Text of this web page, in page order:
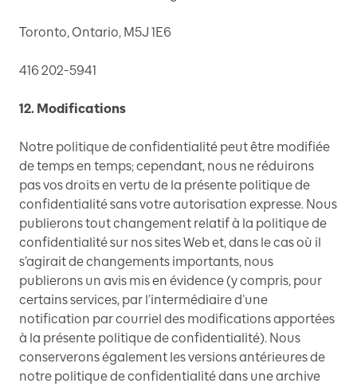
Toronto, Ontario, M5J 1E6
416 202-5941
12. Modifications
Notre politique de confidentialité peut être modifiée
de temps en temps; cependant, nous ne réduirons
pas vos droits en vertu de la présente politique de
confidentialité sans votre autorisation expresse. Nous
publierons tout changement relatif à la politique de
confidentialité sur nos sites Web et, dans le cas où il
s’agirait de changements importants, nous
publierons un avis mis en évidence (y compris, pour
certains services, par l’intermédiaire d’une
notification par courriel des modifications apportées
à la présente politique de confidentialité). Nous
conserverons également les versions antérieures de
notre politique de confidentialité dans une archive